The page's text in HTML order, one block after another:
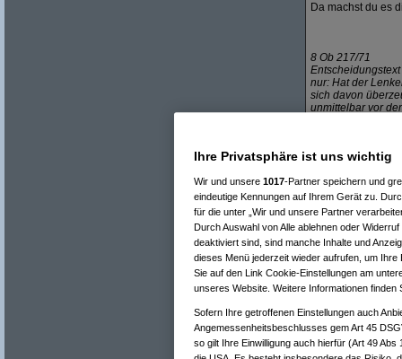
Da machst du es
8 Ob 217/71
nur: Hat der
sich davon
unmittelbar vor
zu vergewissern,
8 Ob 260/82
nur T3; Beis wie
durch Einordnen
Also, wenn
Ihre Privatsphäre ist uns wichtig
Wir und unsere 1017-Partner speichern und
eindeutige Kennungen auf Ihrem Gerät zu.
für die unter „Wir und unsere Partner
Durch Auswahl von Alle ablehnen oder
deaktiviert sind, sind manche Inhalte und
dieses Menü jederzeit wieder aufrufen, um
Sie auf den Link Cookie-Einstellungen am
unseres Website. Weitere Informationen
Sofern Ihre getroffenen Einstellungen auch
Angemessenheitsbeschlusses gem Art 45
so gilt Ihre Einwilligung auch hierfür (Art 49